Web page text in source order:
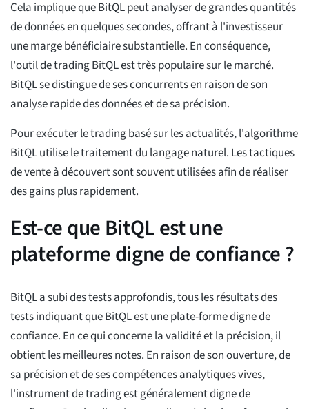
Cela implique que BitQL peut analyser de grandes quantités
de données en quelques secondes, offrant à l'investisseur
une marge bénéficiaire substantielle. En conséquence,
l'outil de trading BitQL est très populaire sur le marché.
BitQL se distingue de ses concurrents en raison de son
analyse rapide des données et de sa précision.
Pour exécuter le trading basé sur les actualités, l'algorithme
BitQL utilise le traitement du langage naturel. Les tactiques
de vente à découvert sont souvent utilisées afin de réaliser
des gains plus rapidement.
Est-ce que BitQL est une
plateforme digne de confiance ?
BitQL a subi des tests approfondis, tous les résultats des
tests indiquant que BitQL est une plate-forme digne de
confiance. En ce qui concerne la validité et la précision, il
obtient les meilleures notes. En raison de son ouverture, de
sa précision et de ses compétences analytiques vives,
l'instrument de trading est généralement digne de